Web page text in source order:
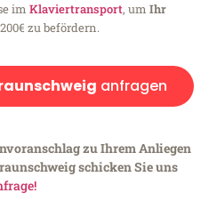
im Klaviertransport, um Ihr
zu befördern.
anfragen
zu Ihrem Anliegen
schicken Sie uns